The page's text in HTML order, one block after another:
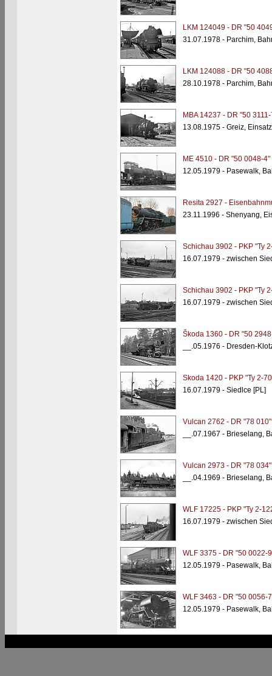
LKM 124049 - DR "50
31.07.1978 - Parchim,
LKM 124088 - DR "50
28.10.1978 - Parchim,
MBA 14237 - DR "50 3111-
13.08.1975 - Greiz,
ME 4510 - DR "50 0048-4"
12.05.1979 - Pasewalk,
Resita 2927 -
23.11.1996 - Shenyang,
Schichau 3902 - PKP "Ty
16.07.1979 - zwischen
Schichau 3902 - PKP "Ty
16.07.1979 - zwischen
Škoda 1360 - DR "50
__.05.1976 - Dresden-
Skoda 1420 - PKP "Ty 2-
16.07.1979 - Siedlce [PL]
Vulcan 2762 - DR "78 010"
__.07.1967 - Brieselang,
Vulcan 2973 - DR "78 034"
__.04.1969 - Brieselang,
WLF 17225 - PKP "Ty 2-
16.07.1979 - zwischen
WLF 3375 - DR "50 0022-
12.05.1979 - Pasewalk,
WLF 3463 - DR "50 0056-
12.05.1979 - Pasewalk,